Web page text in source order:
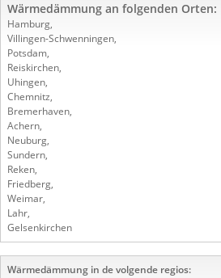
Wärmedämmung an folgenden Orten:
Hamburg,
Villingen-Schwenningen,
Potsdam,
Reiskirchen,
Uhingen,
Chemnitz,
Bremerhaven,
Achern,
Neuburg,
Sundern,
Reken,
Friedberg,
Weimar,
Lahr,
Gelsenkirchen
Wärmedämmung in de volgende regios: